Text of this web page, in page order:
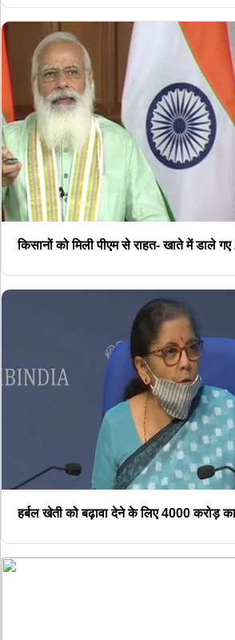
किसानों को मिली पीएम से राहत- खाते में डाले
हर्बल खेती को बढ़ावा देने के लिए 4000 करोड़